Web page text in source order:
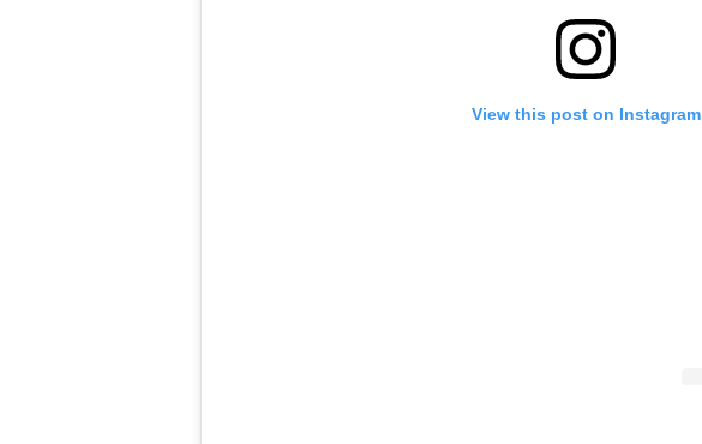
View this post on Instagram